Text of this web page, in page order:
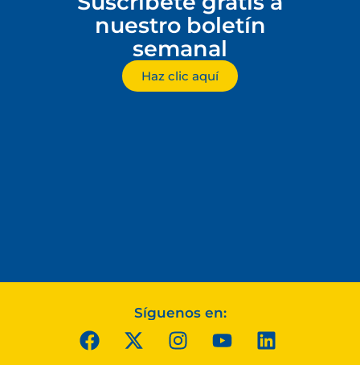
nuestro boletín
semanal
Haz clic aquí
Síguenos en: